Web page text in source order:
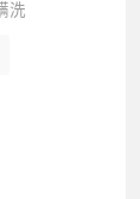
洗